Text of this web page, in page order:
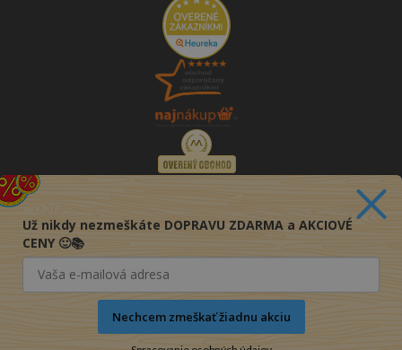
Už nikdy nezmeškáte DOPRAVU ZDARMA a AKCIOVÉ
CENY 🙂📚
Nechcem zmeškať žiadnu akciu